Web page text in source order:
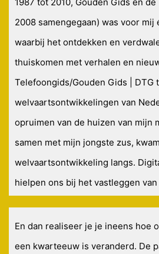
2008 samengegaan) was voor
waarbij het ontdekken en
thuiskomen met verhalen en
Telefoongids/Gouden Gids | DTG
welvaartsontwikkelingen van
opruimen van de huizen van mijn
samen met mijn jongste zus,
welvaartsontwikkeling langs.
hielpen ons bij het vastleggen
En dan realiseer je je ineens hoe
een kwarteeuw is veranderd. De